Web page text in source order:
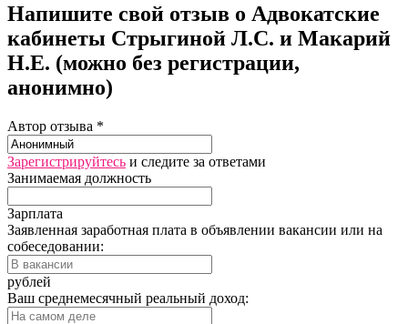
Напишите свой отзыв о Адвокатские
кабинеты Стрыгиной Л.С. и Макарий
Н.Е. (можно без регистрации,
анонимно)
Автор отзыва *
Зарегистрируйтесь и следите за ответами
Занимаемая должность
Зарплата
Заявленная заработная плата в объявлении вакансии или на
собеседовании:
рублей
Ваш среднемесячный реальный доход: